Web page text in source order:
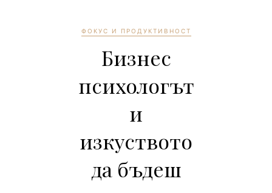
ФОКУС И ПРОДУКТИВНОСТ
Бизнес
психологът
и
изкуството
да бъдеш